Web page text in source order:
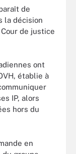
de
la décision
de justice
ont
établie à
IP, alors
hors du
en